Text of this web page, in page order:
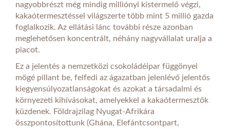
nagyobbrészt még mindig milliónyi kistermelő végzi,
kakaótermesztéssel világszerte több mint 5 millió gazda
foglalkozik. Az ellátási lánc további része azonban
meglehetősen koncentrált, néhány nagyvállalat uralja a
piacot.
Ez a jelentés a nemzetközi csokoládéipar függönyei
mögé pillant be, felfedi az ágazatban jelenlévő jelentős
kiegyensúlyozatlanságokat és azokat a társadalmi és
környezeti kihívásokat, amelyekkel a kakaótermesztők
küzdenek. Földrajzilag Nyugat-Afrikára
összpontosítottunk (Ghána, Elefántcsontpart,